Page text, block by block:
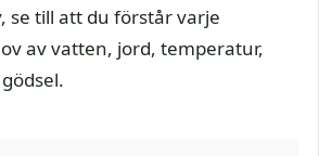
se till att du förstår varje
av vatten, jord, temperatur,